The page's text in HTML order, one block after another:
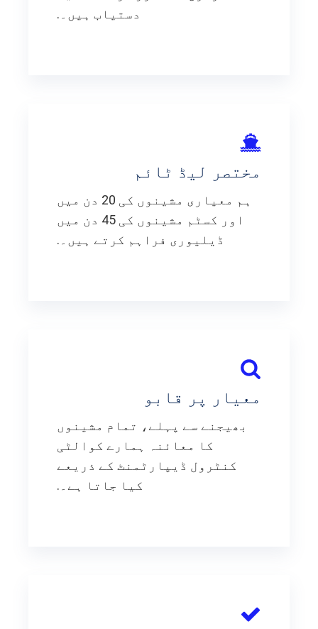
دستیاب ہیں۔.
مختصر لیڈ ٹائم
ہم معیاری مشینوں کی 20 دن میں
اور کسٹم مشینوں کی 45 دن میں
ڈیلیوری فراہم کرتے ہیں۔.
معیار پر قابو
بھیجنے سے پہلے، تمام مشینوں
کا معائنہ ہمارے کوالٹی
کنٹرول ڈیپارٹمنٹ کے ذریعے
کیا جاتا ہے۔.